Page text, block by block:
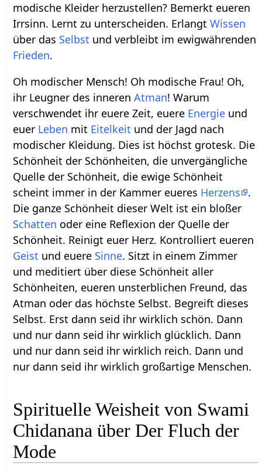
modische Kleider herzustellen? Bemerkt eueren
Irrsinn. Lernt zu unterscheiden. ErlangtWissen
über das Selbst und verbleibt im ewigwährenden
Frieden.
Oh modischer Mensch! Oh modische Frau! Oh,
ihr Leugner des innerenAtman! Warum
verschwendet ihr euere Zeit, euere Energie und
euer Leben mit Eitelkeit und der Jagd nach
modischer Kleidung. Dies ist höchst grotesk. Die
Schönheit der Schönheiten, die unvergängliche
Quelle der Schönheit, die ewige Schönheit
scheint immer in der Kammer eueres Herzens
.
Die ganze Schönheit dieser Welt ist ein bloßer
Schatten oder eine Reflexion der Quelle der
Schönheit. Reinigt euer Herz. Kontrolliert eueren
Geist und euere Sinne. Sitzt in einem Zimmer
und meditiert über diese Schönheit aller
Schönheiten, eueren unsterblichen Freund, das
Atman oder das höchste Selbst. Begreift dieses
Selbst. Erst dann seid ihr wirklich schön. Dann
und nur dann seid ihr wirklich glücklich. Dann
und nur dann seid ihr wirklich reich. Dann und
nur dann seid ihr wirklich großartige Menschen.
Spirituelle Weisheit von Swami
Chidanana über Der Fluch der
Mode